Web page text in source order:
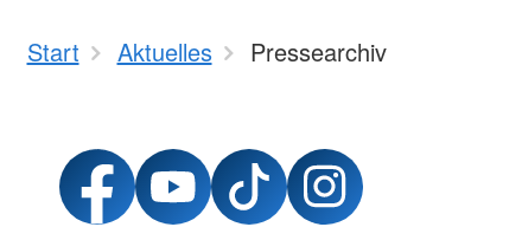
Start Aktuelles Pressearchiv